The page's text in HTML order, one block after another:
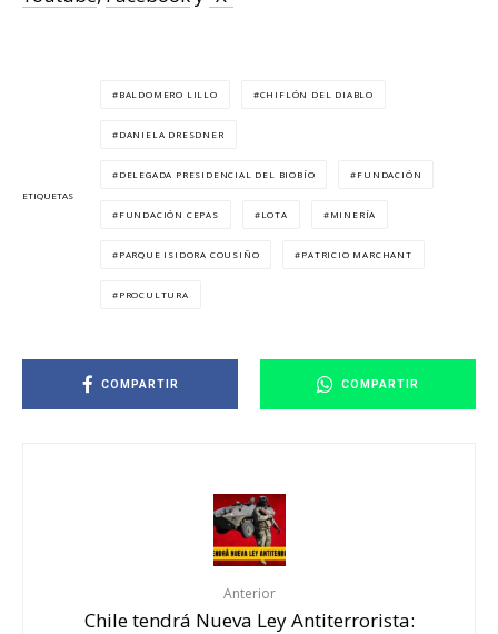
ETIQUETAS
BALDOMERO LILLO CHIFLÓN DEL DIABLO
DANIELA DRESDNER
DELEGADA PRESIDENCIAL DEL BIOBÍO FUNDACIÓN
FUNDACIÓN CEPAS LOTA MINERÍA
PARQUE ISIDORA COUSIÑO PATRICIO MARCHANT
PROCULTURA
COMPARTIR COMPARTIR
Anterior
Chile tendrá Nueva Ley Antiterrorista: